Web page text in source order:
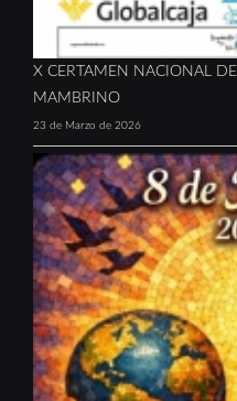
X CERTAMEN NACIONAL
MAMBRINO
23 de Marzo de 2026